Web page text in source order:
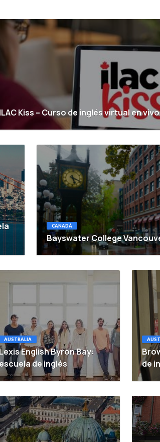
ILAC Kiss – Curso de inglés virtual en vivo
CANADÁ
Bayswater College
AUSTRALIA
English Byron Bay:
escuela de inglés
de